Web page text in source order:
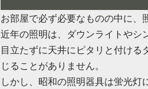
お部屋で必ず必要なものの中に、
近年の照明は、ダウンライトやシ
目立たずに天井にピタリと付け
じることがありません。
しかし、昭和の照明器具は蛍光